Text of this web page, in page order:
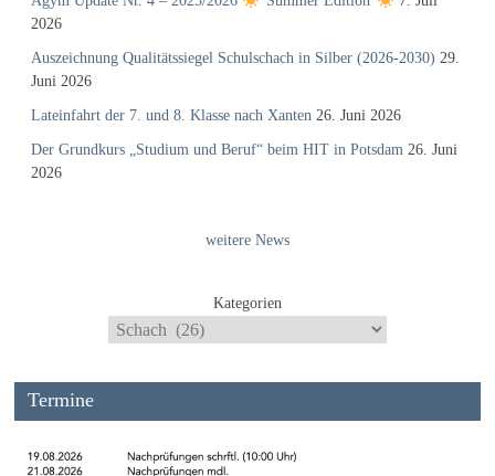
2026
Auszeichnung Qualitätssiegel Schulschach in Silber (2026-2030) 29.
Juni 2026
Lateinfahrt der 7. und 8. Klasse nach Xanten 26. Juni 2026
Der Grundkurs „Studium und Beruf“ beim HIT in Potsdam 26. Juni
2026
weitere News
Kategorien
Termine